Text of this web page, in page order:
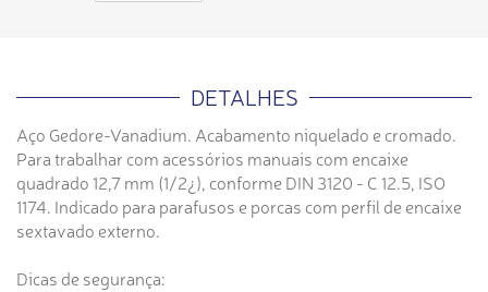
DETALHES
Aço Gedore-Vanadium. Acabamento niquelado e cromado.
Para trabalhar com acessórios manuais com encaixe
quadrado 12,7 mm (1/2¿), conforme DIN 3120 - C 12.5, ISO
1174. Indicado para parafusos e porcas com perfil de encaixe
sextavado externo.
Dicas de segurança: